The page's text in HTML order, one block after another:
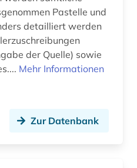
Pastelle und
detailliert werden
der Quelle) sowie
Mehr Informationen
Zur Datenbank